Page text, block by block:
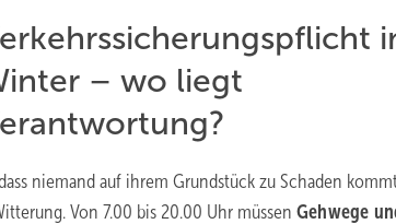
– wo liegt
niemand auf ihrem Grundstück zu Schaden
Von 7.00 bis 20.00 Uhr müssen Gehwege